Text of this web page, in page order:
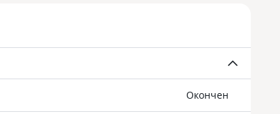
Oкончен